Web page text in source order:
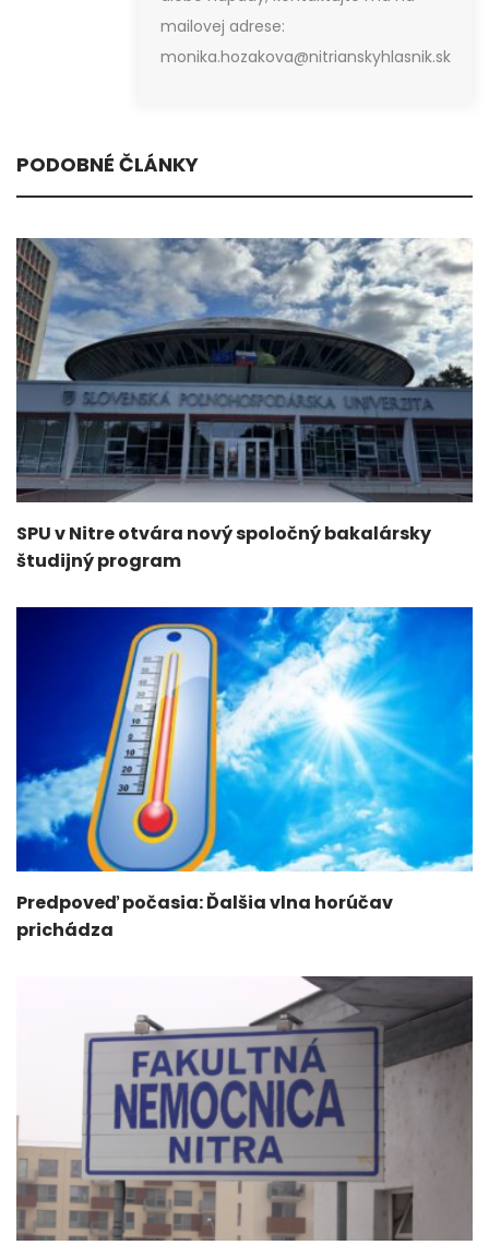
mailovej adrese:
monika.hozakova@nitrianskyhlasnik.sk
PODOBNÉ ČLÁNKY
SPU v Nitre otvára nový spoločný bakalársky
študijný program
Predpoveď počasia: Ďalšia vlna horúčav
prichádza